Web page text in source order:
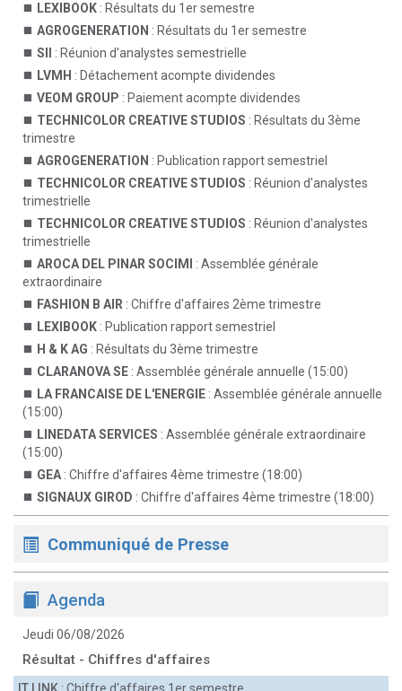
LEXIBOOK : Résultats du 1er semestre
AGROGENERATION : Résultats du 1er semestre
SII
: Réunion d'analystes semestrielle
LVMH : Détachement acompte dividendes
VEOM GROUP : Paiement acompte dividendes
TECHNICOLOR CREATIVE STUDIOS : Résultats du 3ème
trimestre
AGROGENERATION : Publication rapport semestriel
TECHNICOLOR CREATIVE STUDIOS : Réunion d'analystes
trimestrielle
TECHNICOLOR CREATIVE STUDIOS : Réunion d'analystes
trimestrielle
AROCA DEL PINAR SOCIMI
: Assemblée générale
extraordinaire
FASHION B AIR : Chiffre d'affaires 2ème trimestre
LEXIBOOK : Publication rapport semestriel
H & K AG : Résultats du 3ème trimestre
CLARANOVA SE : Assemblée générale annuelle (15:00)
LA FRANCAISE DE L'ENERGIE : Assemblée générale annuelle
(15:00)
LINEDATA SERVICES : Assemblée générale extraordinaire
(15:00)
GEA : Chiffre d'affaires 4ème trimestre (18:00)
SIGNAUX GIROD : Chiffre d'affaires 4ème trimestre (18:00)
Communiqué de Presse
Agenda
Jeudi 06/08/2026
Résultat - Chiffres d'affaires